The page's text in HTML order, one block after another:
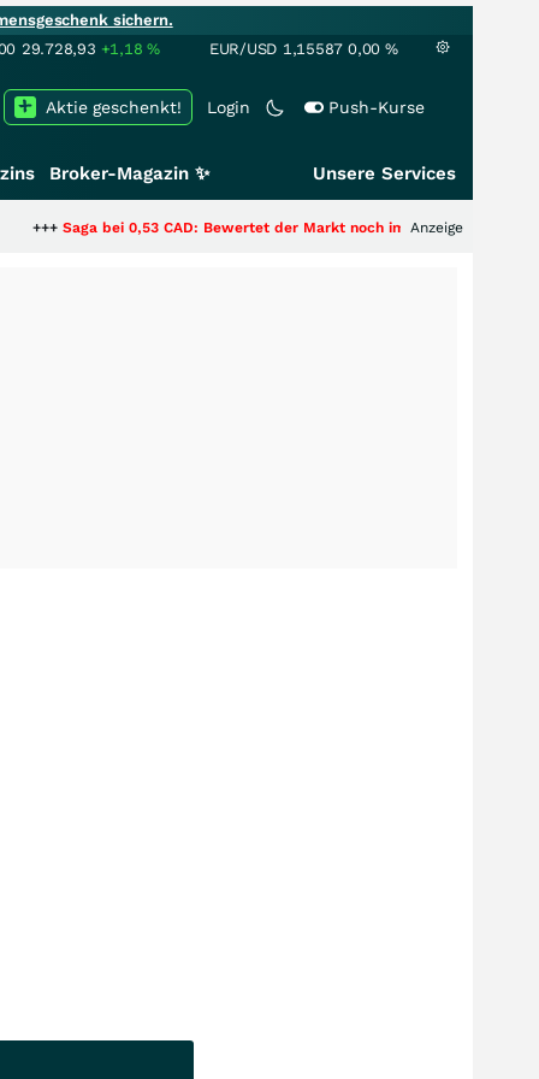
sichern.
29.728,93 +1,18% EUR/USD 1,15587 0,00 %
Login Push-Kurse
Aktie geschenkt!
Broker-Magazin ✨ Unsere Services
bei 0,53 CAD: Bewertet der Markt noch immer nur die Hälfte der Story?
Anzeige